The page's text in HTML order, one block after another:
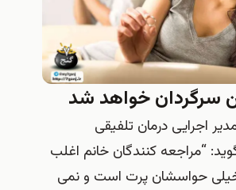
اجرایی درمان تلفیقی
“مراجعه کنندگان خانم اغلب
حواسشان پرت است و نمی